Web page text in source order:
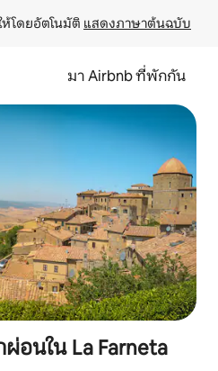
โดยอัตโนมัติ แสดงภาษาต้นฉบับ
มา Airbnb ที่พักกัน
นใน La Farneta